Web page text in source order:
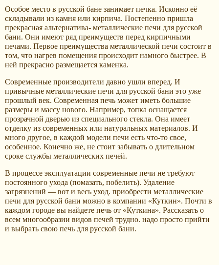
Особое место в русской бане занимает печка. Исконно её
складывали из камня или кирпича. Постепенно пришла
прекрасная альтернатива- металлические печи для русской
бани. Они имеют ряд преимуществ перед кирпичными
печами. Первое преимущества металлической печи состоит в
том, что нагрев помещения происходит намного быстрее. В
ней прекрасно размещается каменка.
Современные производители давно ушли вперед. И
привычные металлические печи для русской бани это уже
прошлый век. Современная печь может иметь большие
размеры и массу нового. Например, топка оснащается
прозрачной дверью из специального стекла. Она имеет
отделку из современных или натуральных материалов. И
много другое, в каждой модели печи есть что-то свое,
особенное. Конечно же, не стоит забывать о длительном
сроке службы металлических печей.
В процессе эксплуатации современные печи не требуют
постоянного ухода (помазать, побелить). Удаление
загрязнений — вот и весь уход. приобрести металлические
печи для русской бани можно в компании «Куткин». Почти в
каждом городе вы найдете печь от «Куткина». Рассказать о
всем многообразии видов печей трудно. надо просто прийти
и выбрать свою печь для русской бани.